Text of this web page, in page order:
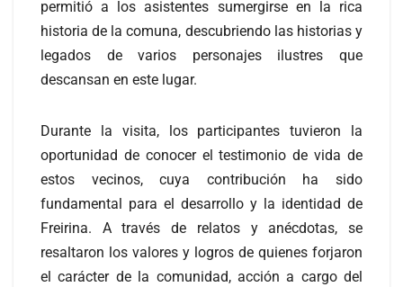
permitió a los asistentes sumergirse en la rica
historia de la comuna, descubriendo las historias y
legados de varios personajes ilustres que
descansan en este lugar.
Durante la visita, los participantes tuvieron la
oportunidad de conocer el testimonio de vida de
estos vecinos, cuya contribución ha sido
fundamental para el desarrollo y la identidad de
Freirina. A través de relatos y anécdotas, se
resaltaron los valores y logros de quienes forjaron
el carácter de la comunidad, acción a cargo del